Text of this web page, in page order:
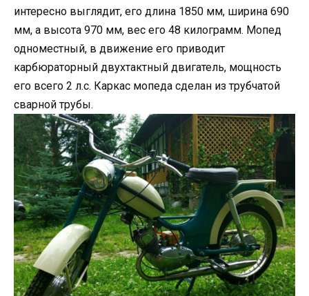
интересно выглядит, его длина 1850 мм, ширина 690
мм, а высота 970 мм, вес его 48 килограмм. Мопед
одноместный, в движение его приводит
карбюраторный двухтактный двигатель, мощность
его всего 2 л.с. Каркас мопеда сделан из трубчатой
сварной трубы.